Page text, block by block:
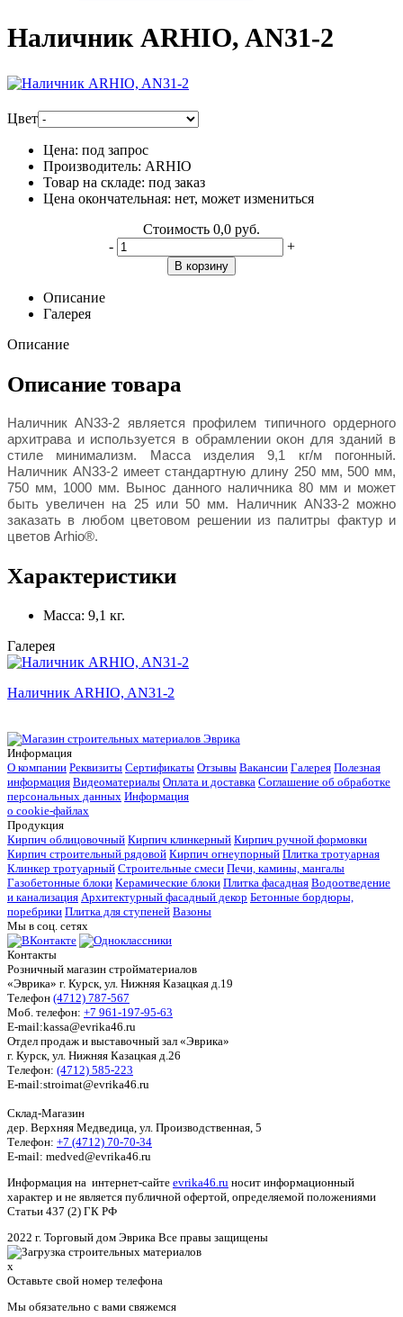
Наличник ARHIO, AN31-2
Цвет
Цена: под запрос
Производитель: ARHIO
Товар на складе: под заказ
Цена окончательная: нет, может измениться
Стоимость 0,0 руб.
-
+
В корзину
Описание
Галерея
Описание
Описание товара
Наличник AN33-2 является профилем типичного ордерного
архитрава и используется в обрамлении окон для зданий в
стиле минимализм. Масса изделия 9,1 кг/м погонный.
Наличник AN33-2 имеет стандартную длину 250 мм, 500 мм,
750 мм, 1000 мм. Вынос данного наличника 80 мм и может
быть увеличен на 25 или 50 мм. Наличник AN33-2 можно
заказать в любом цветовом решении из палитры фактур и
цветов Arhio®.
Характеристики
Масса: 9,1 кг.
Галерея
Наличник ARHIO, AN31-2
Информация
О компании Реквизиты Сертификаты Отзывы Вакансии Галерея Полезная
информация Видеоматериалы Оплата и доставка Соглашение об обработке
персональных данных Информация
о cookie-файлах
Продукция
Кирпич облицовочный Кирпич клинкерный Кирпич ручной формовки
Кирпич строительный рядовой Кирпич огнеупорный Плитка тротуарная
Клинкер тротуарный Строительные смеси Печи, камины, мангалы
Газобетонные блоки Керамические блоки Плитка фасадная Водоотведение
и канализация Архитектурный фасадный декор Бетонные бордюры,
поребрики Плитка для ступеней Вазоны
Мы в соц. сетях
Контакты
Розничный магазин стройматериалов
«Эврика» г. Курск, ул. Нижняя Казацкая д.19
Телефон (4712) 787-567
Моб. телефон: +7 961-197-95-63
E-mail:kassa@evrika46.ru
Отдел продаж и выставочный зал «Эврика»
г. Курск, ул. Нижняя Казацкая д.26
Телефон: (4712) 585-223
E-mail:stroimat@evrika46.ru
Склад-Магазин
дер. Верхняя Медведица, ул. Производственная, 5
Телефон: +7 (4712) 70-70-34
E-mail: medved@evrika46.ru
Информация на интернет-сайте evrika46.ru носит информационный
характер и не является публичной офертой, определяемой положениями
Статьи 437 (2) ГК РФ
2022 г. Торговый дом Эврика Все правы защищены
x
Оставьте свой номер телефона
Мы обязательно с вами свяжемся